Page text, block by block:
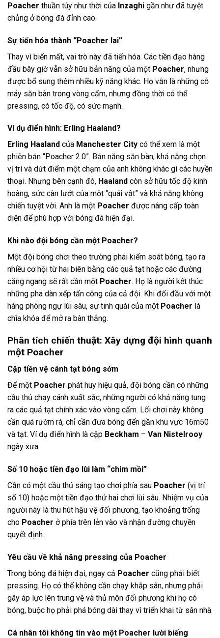
Poacher thuần túy như thời của Inzaghi gần như đã tuyệt
chủng ở bóng đá đỉnh cao.
Sự tiến hóa thành “Poacher lai”
Thay vì biến mất, vai trò này đã tiến hóa. Các tiền đạo hàng
đầu bây giờ vẫn sở hữu bản năng của một Poacher, nhưng
được bổ sung thêm nhiều kỹ năng khác. Họ vẫn là những cỗ
máy săn bàn trong vòng cấm, nhưng đồng thời có thể
pressing, có tốc độ, có sức mạnh.
Ví dụ điển hình: Erling Haaland?
Erling Haaland của Manchester City có thể xem là một
phiên bản “Poacher 2.0”. Bản năng săn bàn, khả năng chọn
vị trí và dứt điểm một chạm của anh không khác gì các huyền
thoại. Nhưng bên cạnh đó, Haaland còn sở hữu tốc độ kinh
hoàng, sức càn lướt của một “quái vật” và khả năng không
chiến tuyệt vời. Anh là một Poacher được nâng cấp toàn
diện để phù hợp với bóng đá hiện đại.
Khi nào đội bóng cần một Poacher?
Một đội bóng chơi theo trường phái kiểm soát bóng, tạo ra
nhiều cơ hội từ hai biên bằng các quả tạt hoặc các đường
căng ngang sẽ rất cần một Poacher. Họ là người kết thúc
những pha dàn xếp tấn công của cả đội. Khi đối đầu với một
hàng phòng ngự lùi sâu, sự tinh quái của một Poacher là
chìa khóa để mở ra bàn thắng.
Phân tích chiến thuật: Xây dựng đội hình quanh
một Poacher
Cặp tiền vệ cánh tạt bóng sớm
Để một Poacher phát huy hiệu quả, đội bóng cần có những
cầu thủ chạy cánh xuất sắc, những người có khả năng tung
ra các quả tạt chính xác vào vòng cấm. Lối chơi này không
cần quá rườm rà, chỉ cần đưa bóng đến gần khu vực 16m50
và tạt. Ví dụ điển hình là cặp Beckham – Van Nistelrooy
ngày xưa.
Số 10 hoặc tiền đạo lùi làm “chim mồi”
Cần có một cầu thủ sáng tạo chơi phía sau Poacher (vị trí
số 10) hoặc một tiền đạo thứ hai chơi lùi sâu. Nhiệm vụ của
người này là thu hút hậu vệ đối phương, tạo khoảng trống
cho Poacher ở phía trên lẻn vào và nhận đường chuyền
quyết định.
Yêu cầu về khả năng pressing của Poacher
Trong bóng đá hiện đại, ngay cả Poacher cũng phải biết
pressing. Họ có thể không cần chạy khắp sân, nhưng phải
gây áp lực lên trung vệ và thủ môn đối phương khi họ có
bóng, buộc họ phải phá bóng dài thay vì triển khai từ sân nhà.
Cá nhân tôi không tin vào một Poacher lười biếng